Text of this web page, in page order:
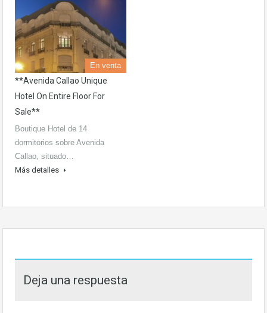
En venta
**Avenida Callao Unique
Hotel On Entire Floor For
Sale**
Boutique Hotel de 14
dormitorios sobre Avenida
Callao, situado…
Más detalles
Deja una respuesta